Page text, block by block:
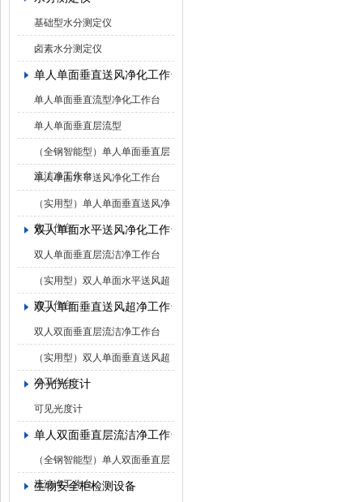
基础型水分测定仪
卤素水分测定仪
单人单面垂直送风净化工作台
单人单面垂直流型净化工作台
单人单面垂直层流型
（全钢智能型）单人单面垂直层
流洁净工作台
单人单面水平送风净化工作台
（实用型）单人单面垂直送风净
化工作台
双人单面水平送风净化工作台
双人单面垂直层流洁净工作台
（实用型）双人单面水平送风超
净工作台
双人单面垂直送风超净工作台
双人双面垂直层流洁净工作台
（实用型）双人单面垂直送风超
净工作台
分光光度计
可见光度计
单人双面垂直层流洁净工作台
（全钢智能型）单人双面垂直层
流洁净工作台
生物安全柜检测设备